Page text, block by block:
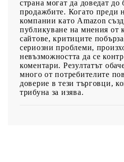
страна могат да доведат до
продажбите. Когато преди
компании като Amazon
публикуване на мнения от
сайтове, критиците
сериозни проблеми,
невъзможността да се
коментари. Резултатът
много от потребителите
доверие в тези търговци,
трибуна за изява.